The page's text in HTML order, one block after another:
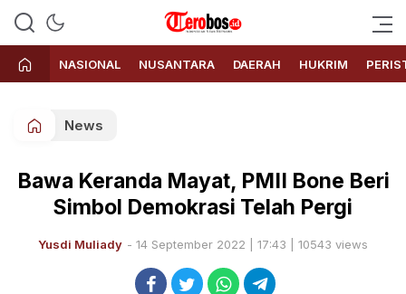
Terobos.id – Kabar terkini dari
Indonesia
Media siber yang menyajikan
berita terbaru dan kabar terkini
dari Indonesia untuk dunia
NASIONAL NUSANTARA DAERAH HUKRIM
News
Bawa Keranda Mayat, PMII Bone Beri
Simbol Demokrasi Telah Pergi
Yusdi Muliady - 14 September 2022 | 17:43 | 10543 views